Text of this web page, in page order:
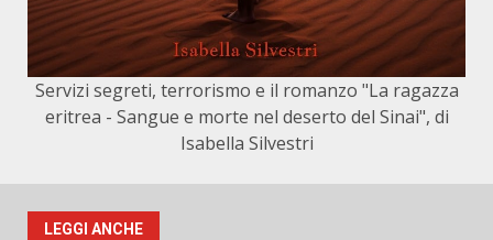
Servizi segreti, terrorismo e il romanzo "La ragazza
eritrea - Sangue e morte nel deserto del Sinai", di
Isabella Silvestri
LEGGI ANCHE